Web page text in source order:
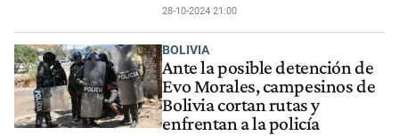
28-10-2024 21:00
BOLIVIA
Ante la posible detención de
Evo Morales, campesinos de
Bolivia cortan rutas y
enfrentan a la policía